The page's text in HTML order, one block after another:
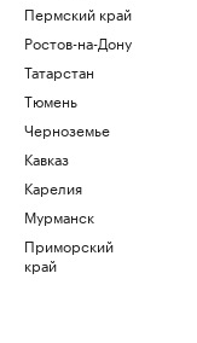
Пермский край
Ростов-на-Дону
Татарстан
Тюмень
Черноземье
Кавказ
Карелия
Мурманск
Приморский
край